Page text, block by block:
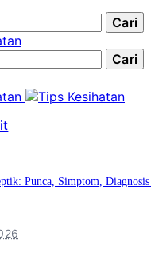
Punca, Simptom, Diagnosis